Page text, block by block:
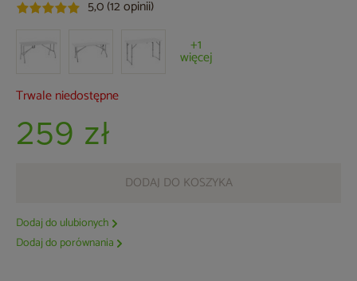
5,0 (12 opinii)
+1
więcej
Trwale niedostępne
259 zł
DODAJ DO KOSZYKA
Dodaj do ulubionych
Dodaj do porównania